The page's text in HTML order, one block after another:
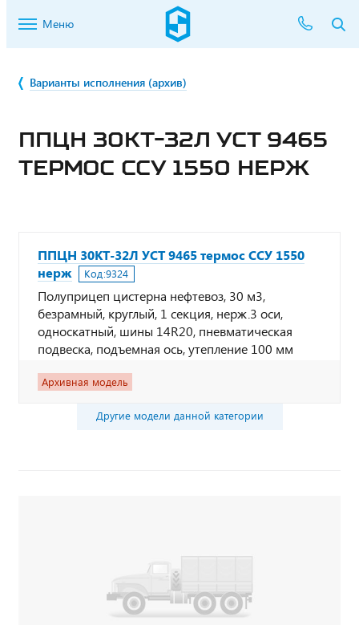
Меню
Варианты исполнения (архив)
ППЦН 30КТ-32Л УСТ 9465
ТЕРМОС ССУ 1550 НЕРЖ
ППЦН 30КТ-32Л УСТ 9465 термос ССУ 1550
нерж
Код:9324
Полуприцеп цистерна нефтевоз, 30 м3,
безрамный, круглый, 1 секция, нерж.3 оси,
односкатный, шины 14R20, пневматическая
подвеска, подъемная ось, утепление 100 мм
Архивная модель
Другие модели данной категории